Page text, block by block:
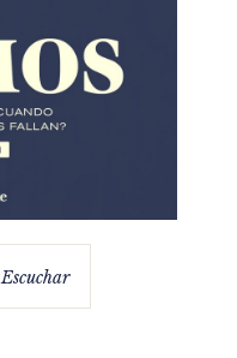
Escuchar